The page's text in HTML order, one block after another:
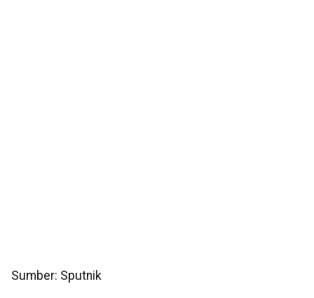
Sumber: Sputnik